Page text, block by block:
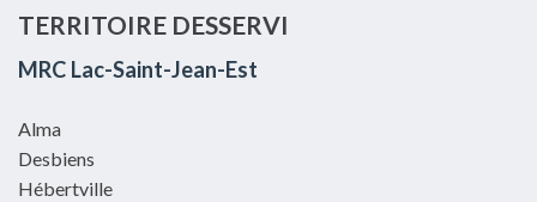
TERRITOIRE DESSERVI
MRC Lac-Saint-Jean-Est
Alma
Desbiens
Hébertville